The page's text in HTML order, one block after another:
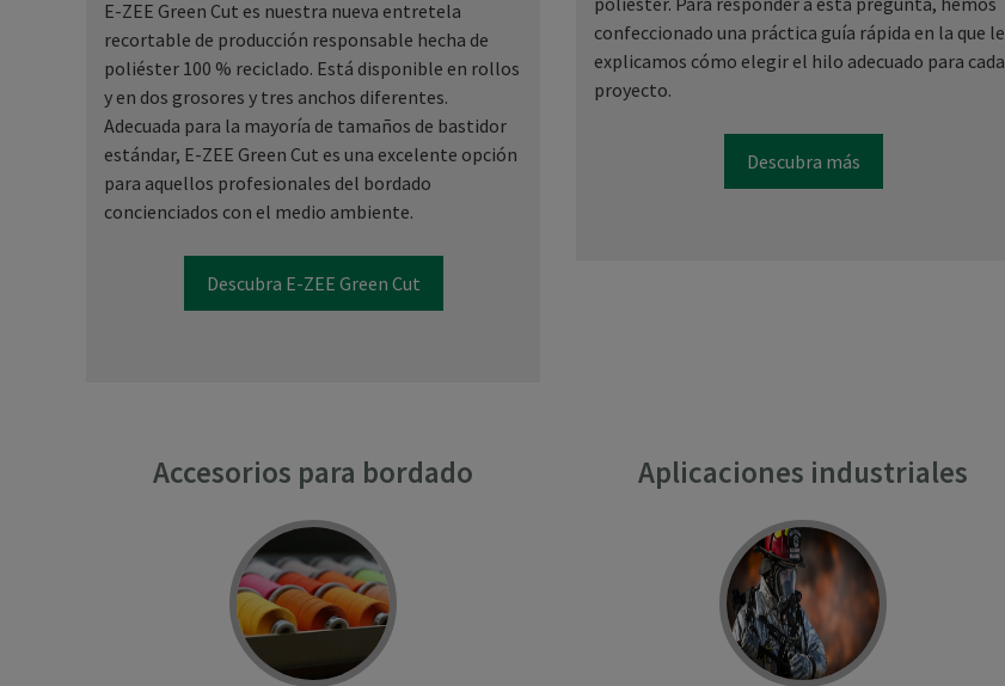
E-ZEE Green Cut es nuestra nueva entretela
recortable de producción responsable hecha de
poliéster 100 % reciclado. Está disponible en rollos
y en dos grosores y tres anchos diferentes.
Adecuada para la mayoría de tamaños de bastidor
estándar, E-ZEE Green Cut es una excelente opción
para aquellos profesionales del bordado
concienciados con el medio ambiente.
Descubra E-ZEE Green Cut
confeccionado una práctica guía rápida en la que le
explicamos cómo elegir el hilo adecuado para cada
proyecto.
Descubra más
Accesorios para bordado Aplicaciones industriales